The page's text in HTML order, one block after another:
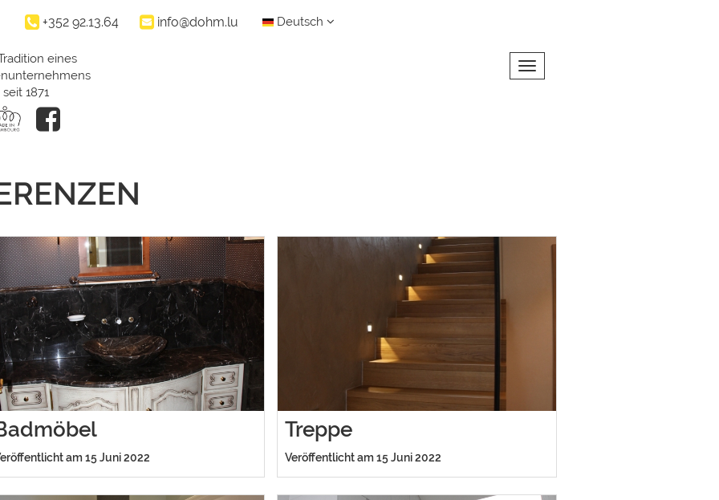
+352 92.13.64 info@dohm.lu Deutsch
eines
seit 1871
Toggle navigation
am 15 Juni 2022
Treppe
Veröffentlicht am 15 Juni 2022